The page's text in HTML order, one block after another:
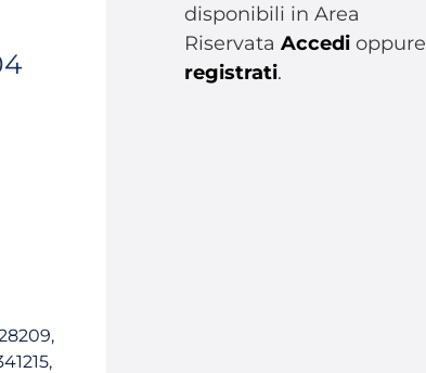
disponibili in Area
Riservata Accedi oppure
registrati.